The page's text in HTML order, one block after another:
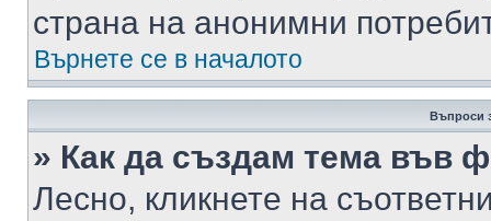
страна на анонимни
Върнете се в началото
Въпроси
» Как да създам тема във
Лесно, кликнете на